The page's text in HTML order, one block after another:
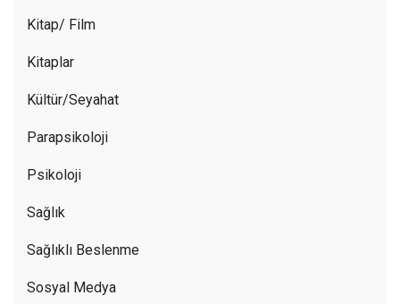
Kitap/ Film
Kitaplar
Kültür/Seyahat
Parapsikoloji
Psikoloji
Sağlık
Sağlıklı Beslenme
Sosyal Medya